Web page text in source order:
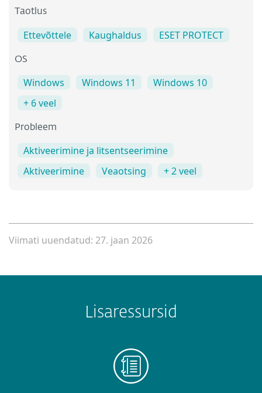
Taotlus
Ettevõttele Kaughaldus ESET PROTECT
OS
Windows Windows 11
Windows 10
+ 6 veel
Probleem
Aktiveerimine ja litsentseerimine
Aktiveerimine
Veaotsing + 2 veel
Viimati uuendatud: 27. jaan 2026
Lisaressursid